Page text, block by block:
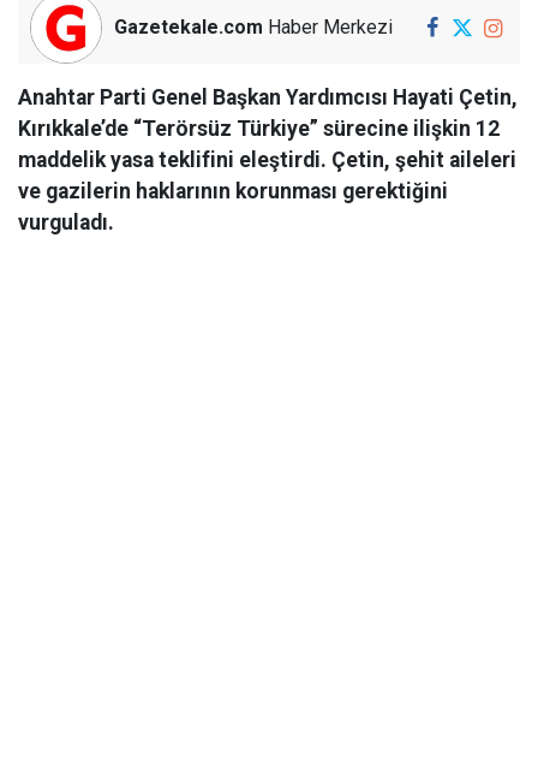
Gazetekale.com Haber Merkezi
Anahtar Parti Genel Başkan Yardımcısı Hayati Çetin,
Kırıkkale’de “Terörsüz Türkiye” sürecine ilişkin 12
maddelik yasa teklifini eleştirdi. Çetin, şehit aileleri
ve gazilerin haklarının korunması gerektiğini
vurguladı.